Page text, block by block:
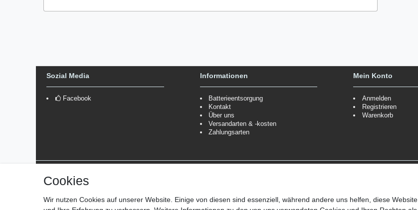
Sozial Media
Facebook
Informationen
Batterieentsorgung
Kontakt
Über uns
Versandarten & -kosten
Zahlungsarten
Mein Konto
Anmelden
Registrieren
Warenkorb
*Lieferzeit: 1-3 Werktage / 4-5 Werktage - je nach Artikelgruppe.
Cookies
Wir nutzen Cookies auf unserer Website. Einige von diesen sind essenziell, während andere uns helfen, diese Website